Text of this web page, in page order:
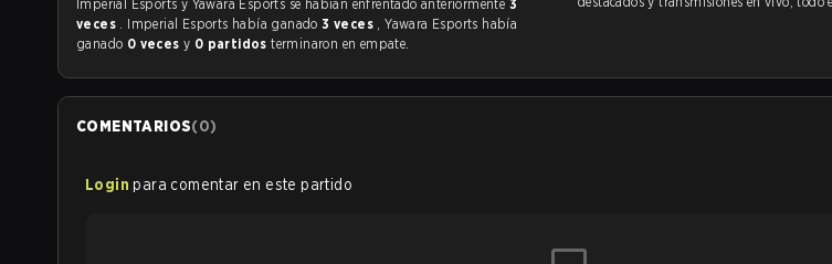
Imperial Esports y Yawara Esports se habían enfrentado anteriormente 3
veces . Imperial Esports había ganado3 veces , Yawara Esports había
ganado 0 veces y 0 partidosterminaron en empate.
COMENTARIOS(0)
Login para comentar en este partido